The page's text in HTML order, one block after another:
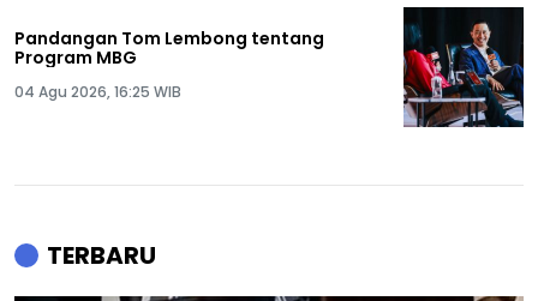
Pandangan Tom Lembong tentang
Program MBG
04 Agu 2026, 16:25 WIB
TERBARU